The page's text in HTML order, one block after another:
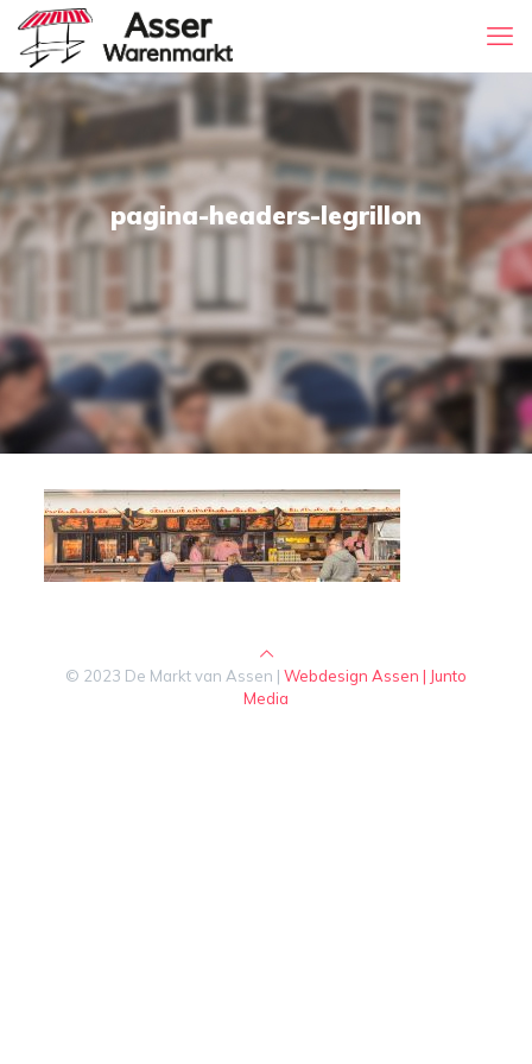
pagina-headers-legrillon
© 2023 De Markt van Assen | Webdesign Assen | Junto
Media